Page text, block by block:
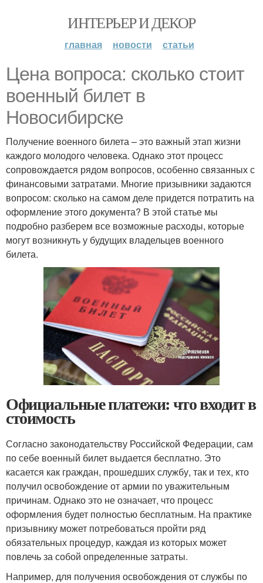
ИНТЕРЬЕР И ДЕКОР
главная новости статьи
Цена вопроса: сколько стоит
военный билет в
Новосибирске
Получение военного билета – это важный этап жизни
каждого молодого человека. Однако этот процесс
сопровождается рядом вопросов, особенно связанных с
финансовыми затратами. Многие призывники задаются
вопросом: сколько на самом деле придется потратить на
оформление этого документа? В этой статье мы
подробно разберем все возможные расходы, которые
могут возникнуть у будущих владельцев военного
билета.
Официальные платежи: что входит в
стоимость
Согласно законодательству Российской Федерации, сам
по себе военный билет выдается бесплатно. Это
касается как граждан, прошедших службу, так и тех, кто
получил освобождение от армии по уважительным
причинам. Однако это не означает, что процесс
оформления будет полностью бесплатным. На практике
призывнику может потребоваться пройти ряд
обязательных процедур, каждая из которых может
повлечь за собой определенные затраты.
Например, для получения освобождения от службы по